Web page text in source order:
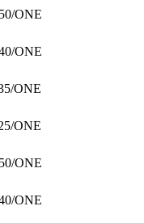
/ONE
/ONE
/ONE
/ONE
/ONE
/ONE